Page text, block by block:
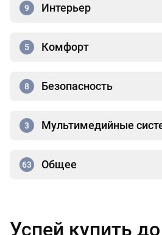
9 Интерьер
5 Комфорт
8 Безопасность
3 Мультимедийные
63 Общее
Успей купить до